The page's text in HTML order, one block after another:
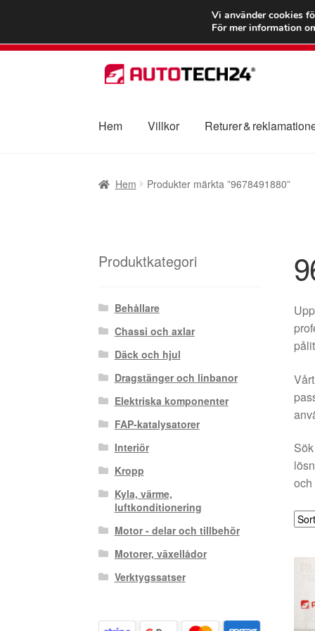
FRAKT från
Hoppa
till
Hoppa
till
Hem
Villkor Returer &
Hem Produkter märkta ”9678491880”
och
Produktkategori
Behållare
Chassi och axlar
Däck och hjul
Dragstänger och linbanor
Elektriska komponenter
FAP-katalysatorer
Interiör
Kropp
Kyla, värme,
luftkonditionering
Motor - delar och tillbehör
Motorer, växellådor
Verktygssatser
Vi använder cookies
För mer information